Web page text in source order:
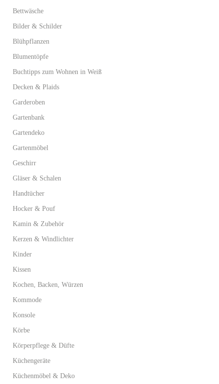
Bettwäsche
Bilder & Schilder
Blühpflanzen
Blumentöpfe
Buchtipps zum Wohnen in Weiß
Decken & Plaids
Garderoben
Gartenbank
Gartendeko
Gartenmöbel
Geschirr
Gläser & Schalen
Handtücher
Hocker & Pouf
Kamin & Zubehör
Kerzen & Windlichter
Kinder
Kissen
Kochen, Backen, Würzen
Kommode
Konsole
Körbe
Körperpflege & Düfte
Küchengeräte
Küchenmöbel & Deko